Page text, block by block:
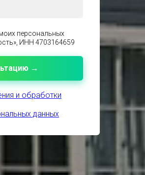
персональных
ИНН 4703164659
→
и обработки
данных